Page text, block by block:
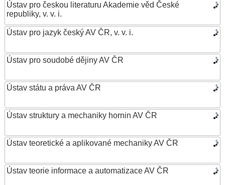
Ústav pro českou literaturu Akademie věd České
republiky, v. v. i.
Ústav pro jazyk český AV ČR, v. v. i.
Ústav pro soudobé dějiny AV ČR
Ústav státu a práva AV ČR
Ústav struktury a mechaniky hornin AV ČR
Ústav teoretické a aplikované mechaniky AV ČR
Ústav teorie informace a automatizace AV ČR